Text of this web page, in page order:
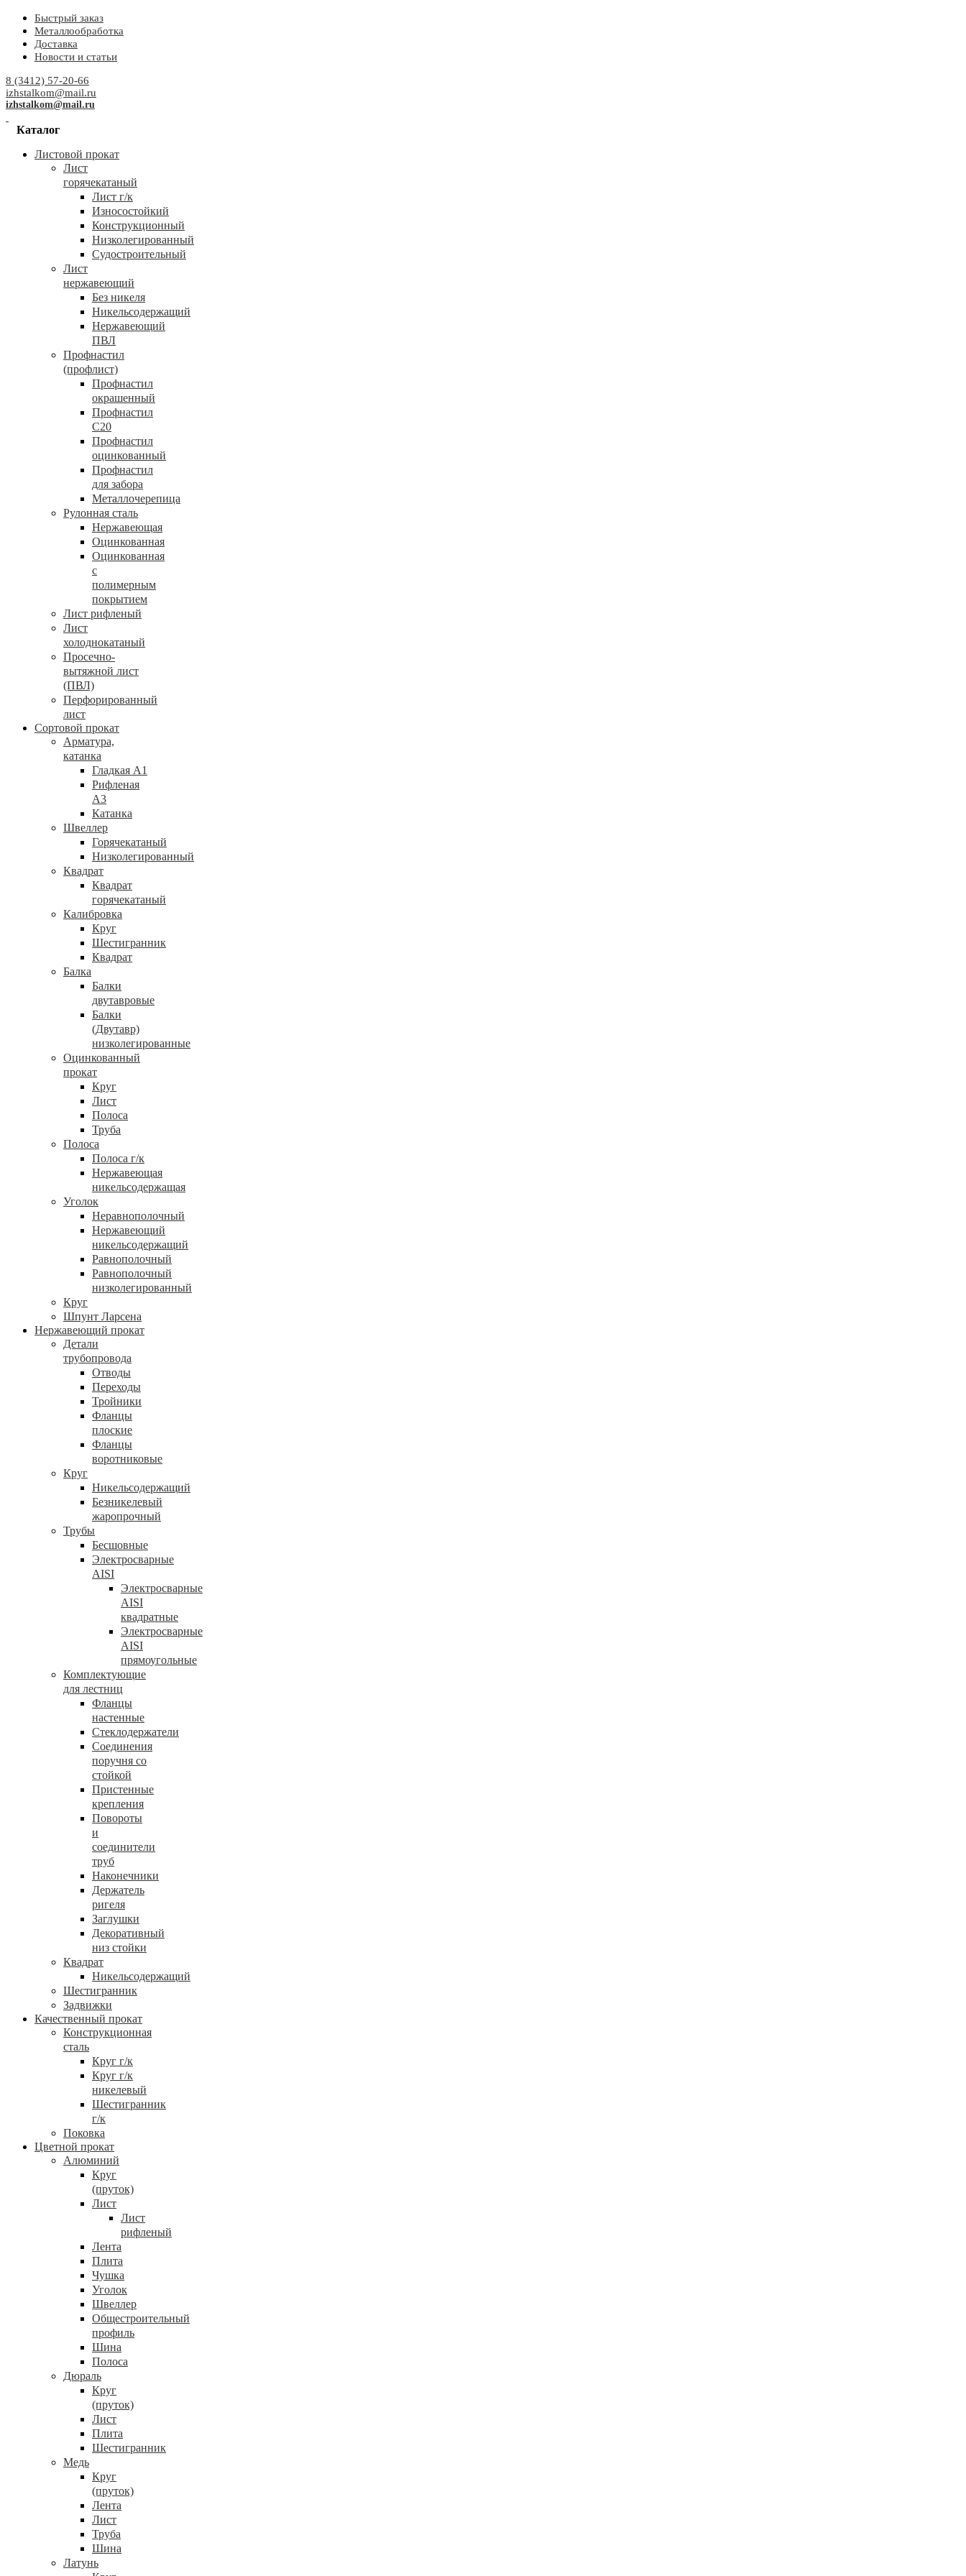
Быстрый заказ
Металлообработка
Доставка
Новости и статьи
8 (3412) 57-20-66
izhstalkom@mail.ru
izhstalkom@mail.ru
Каталог
Листовой прокат
Лист
горячекатаный
Лист г/к
Износостойкий
Конструкционный
Низколегированный
Судостроительный
Лист
нержавеющий
Без никеля
Никельсодержащий
Нержавеющий
ПВЛ
Профнастил
(профлист)
Профнастил
окрашенный
Профнастил
С20
Профнастил
оцинкованный
Профнастил
для забора
Металлочерепица
Рулонная сталь
Нержавеющая
Оцинкованная
Оцинкованная
с
полимерным
покрытием
Лист рифленый
Лист
холоднокатаный
Просечно-
вытяжной лист
(ПВЛ)
Перфорированный
лист
Сортовой прокат
Арматура,
катанка
Гладкая А1
Рифленая
А3
Катанка
Швеллер
Горячекатаный
Низколегированный
Квадрат
Квадрат
горячекатаный
Калибровка
Круг
Шестигранник
Квадрат
Балка
Балки
двутавровые
Балки
(Двутавр)
низколегированные
Оцинкованный
прокат
Круг
Лист
Полоса
Труба
Полоса
Полоса г/к
Нержавеющая
никельсодержащая
Уголок
Неравнополочный
Нержавеющий
никельсодержащий
Равнополочный
Равнополочный
низколегированный
Круг
Шпунт Ларсена
Нержавеющий прокат
Детали
трубопровода
Отводы
Переходы
Тройники
Фланцы
плоские
Фланцы
воротниковые
Круг
Никельсодержащий
Безникелевый
жаропрочный
Трубы
Бесшовные
Электросварные
AISI
Электросварные
AISI
квадратные
Электросварные
AISI
прямоугольные
Комплектующие
для лестниц
Фланцы
настенные
Стеклодержатели
Соединения
поручня со
стойкой
Пристенные
крепления
Повороты
и
соединители
труб
Наконечники
Держатель
ригеля
Заглушки
Декоративный
низ стойки
Квадрат
Никельсодержащий
Шестигранник
Задвижки
Качественный прокат
Конструкционная
сталь
Круг г/к
Круг г/к
никелевый
Шестигранник
г/к
Поковка
Цветной прокат
Алюминий
Круг
(пруток)
Лист
Лист
рифленый
Лента
Плита
Чушка
Уголок
Швеллер
Общестроительный
профиль
Шина
Полоса
Дюраль
Круг
(пруток)
Лист
Плита
Шестигранник
Медь
Круг
(пруток)
Лента
Лист
Труба
Шина
Латунь